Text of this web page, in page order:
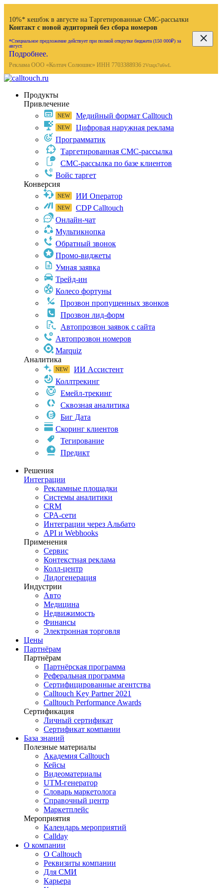
10%* кешбэк в августе на Таргетированные СМС-рассылки
Контакт с новой аудиторией без сбора номеров
*Специальное предложение действует при полной открутке бюджета (150 000₽) за
август.
Подробнее.
Реклама ООО «Колтач Солюшнс» ИНН 7703388936 2Vtzqx7u6wL
Продукты
Привлечение
Медийный формат Calltouch
Цифровая наружная реклама
Программатик
Таргетированная СМС-рассылка
СМС-рассылка по базе клиентов
Войс таргет
Конверсия
ИИ Оператор
CDP Calltouch
Онлайн-чат
Мультикнопка
Обратный звонок
Промо-виджеты
Умная заявка
Трейд-ин
Колесо фортуны
Прозвон пропущенных звонков
Прозвон лид-форм
Автопрозвон заявок с сайта
Автопрозвон номеров
Marquiz
Аналитика
ИИ Ассистент
Коллтрекинг
Емейл-трекинг
Сквозная аналитика
Биг Дата
Скоринг клиентов
Тегирование
Предикт
Решения
Интеграции
Рекламные площадки
Системы аналитики
CRM
CPA-сети
Интеграции через Альбато
API и Webhooks
Применения
Сервис
Контекстная реклама
Колл-центр
Лидогенерация
Индустрии
Авто
Медицина
Недвижимость
Финансы
Электронная торговля
Цены
Партнёрам
Партнёрам
Партнёрская программа
Реферальная программа
Сертифицированные агентства
Calltouch Key Partner 2021
Calltouch Performance Awards
Сертификация
Личный сертификат
Сертификат компании
База знаний
Полезные материалы
Академия Calltouch
Кейсы
Видеоматериалы
UTM-генератор
Словарь маркетолога
Справочный центр
Маркетплейс
Мероприятия
Календарь мероприятий
Callday
О компании
О Calltouch
Реквизиты компании
Для СМИ
Карьера